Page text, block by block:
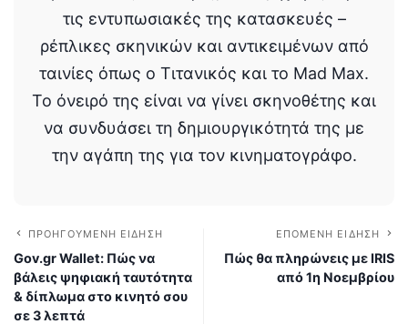
τις εντυπωσιακές της κατασκευές –
ρέπλικες σκηνικών και αντικειμένων από
ταινίες όπως ο Τιτανικός και το Mad Max.
Το όνειρό της είναι να γίνει σκηνοθέτης και
να συνδυάσει τη δημιουργικότητά της με
την αγάπη της για τον κινηματογράφο.
ΠΡΟΗΓΟΎΜΕΝΗ ΕΊΔΗΣΗ
Gov.gr Wallet: Πώς να
βάλεις ψηφιακή ταυτότητα
& δίπλωμα στο κινητό σου
σε 3 λεπτά
ΕΠΌΜΕΝΗ ΕΊΔΗΣΗ
Πώς θα πληρώνεις με IRIS
από 1η Νοεμβρίου